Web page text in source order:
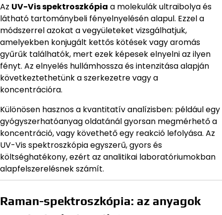
Az UV-Vis spektroszkópia a molekulák ultraibolya és
látható tartománybeli fényelnyelésén alapul. Ezzel a
módszerrel azokat a vegyületeket vizsgálhatjuk,
amelyekben konjugált kettős kötések vagy aromás
gyűrűk találhatók, mert ezek képesek elnyelni az ilyen
fényt. Az elnyelés hullámhossza és intenzitása alapján
következtethetünk a szerkezetre vagy a
koncentrációra.
Különösen hasznos a kvantitatív analízisben: például egy
gyógyszerhatóanyag oldatánál gyorsan megmérhető a
koncentráció, vagy követhető egy reakció lefolyása. Az
UV-Vis spektroszkópia egyszerű, gyors és
költséghatékony, ezért az analitikai laboratóriumokban
alapfelszerelésnek számít.
Raman-spektroszkópia: az anyagok